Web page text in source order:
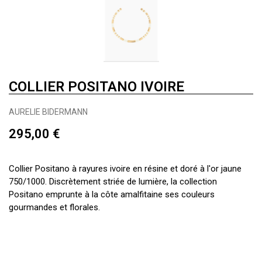
COLLIER POSITANO IVOIRE
AURELIE BIDERMANN
295,00 €
Collier Positano à rayures ivoire en résine et doré à l'or jaune
750/1000. Discrètement striée de lumière, la collection
Positano emprunte à la côte amalfitaine ses couleurs
gourmandes et florales.